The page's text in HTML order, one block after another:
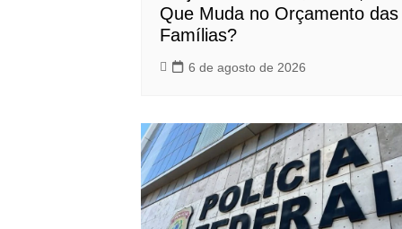
Que Muda no Orçamento das
Famílias?
6 de agosto de 2026